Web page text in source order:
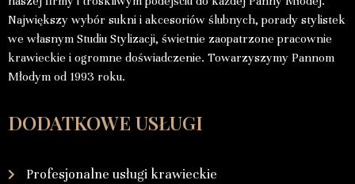
Największy wybór sukni i akcesoriów ślubnych, porady stylistek
we własnym Studiu Stylizacji, świetnie zaopatrzone pracownie
krawieckie i ogromne doświadczenie. Towarzyszymy Pannom
Młodym od 1993 roku.
DODATKOWE USŁUGI
Profesjonalne usługi krawieckie